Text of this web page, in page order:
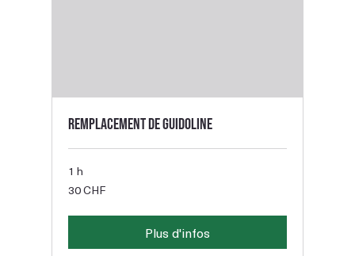
Remplacement de guidoline
1 h
30
francs
30 CHF
Plus d'infos